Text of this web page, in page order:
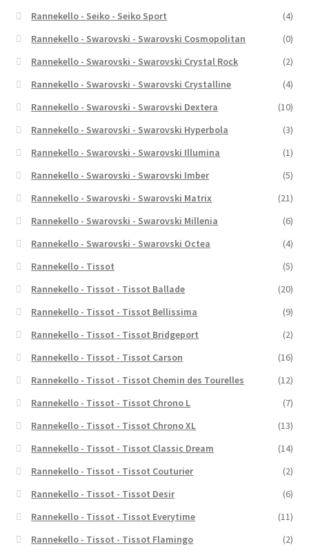
Rannekello - Seiko - Seiko Sport
(4)
Rannekello - Swarovski - Swarovski Cosmopolitan
(0)
Rannekello - Swarovski - Swarovski Crystal Rock
(2)
Rannekello - Swarovski - Swarovski Crystalline
(4)
Rannekello - Swarovski - Swarovski Dextera
(10)
Rannekello - Swarovski - Swarovski Hyperbola
(3)
Rannekello - Swarovski - Swarovski Illumina
(1)
Rannekello - Swarovski - Swarovski Imber
(5)
Rannekello - Swarovski - Swarovski Matrix
(21)
Rannekello - Swarovski - Swarovski Millenia
(6)
Rannekello - Swarovski - Swarovski Octea
(4)
Rannekello - Tissot
(5)
Rannekello - Tissot - Tissot Ballade
(20)
Rannekello - Tissot - Tissot Bellissima
(9)
Rannekello - Tissot - Tissot Bridgeport
(2)
Rannekello - Tissot - Tissot Carson
(16)
Rannekello - Tissot - Tissot Chemin des Tourelles
(12)
Rannekello - Tissot - Tissot Chrono L
(7)
Rannekello - Tissot - Tissot Chrono XL
(13)
Rannekello - Tissot - Tissot Classic Dream
(14)
Rannekello - Tissot - Tissot Couturier
(2)
Rannekello - Tissot - Tissot Desir
(6)
Rannekello - Tissot - Tissot Everytime
(11)
Rannekello - Tissot - Tissot Flamingo
(2)